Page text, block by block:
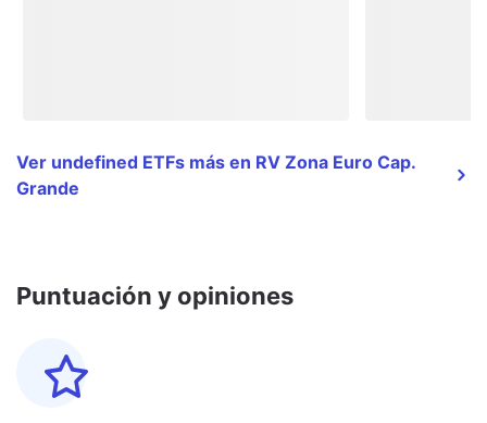
Ver undefined ETFs más en RV Zona Euro Cap.
Grande
Puntuación y opiniones